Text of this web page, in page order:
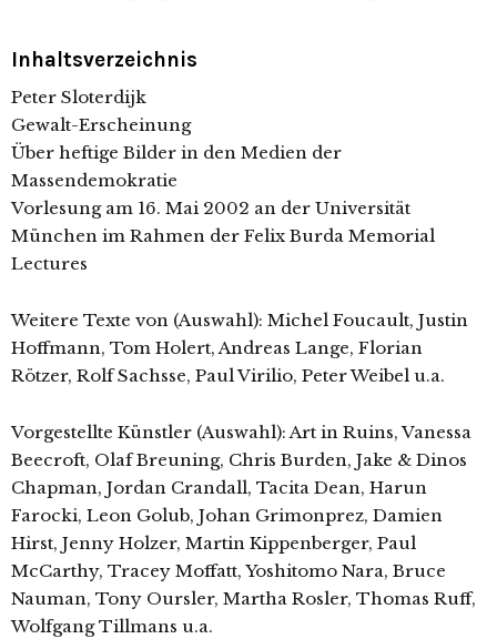
Inhaltsverzeichnis
Peter Sloterdijk
Gewalt-Erscheinung
Über heftige Bilder in den Medien der
Massendemokratie
Vorlesung am 16. Mai 2002 an der Universität
München im Rahmen der Felix Burda Memorial
Lectures
Weitere Texte von (Auswahl): Michel Foucault, Justin
Hoffmann, Tom Holert, Andreas Lange, Florian
Rötzer, Rolf Sachsse, Paul Virilio, Peter Weibel u.a.
Vorgestellte Künstler (Auswahl): Art in Ruins, Vanessa
Beecroft, Olaf Breuning, Chris Burden, Jake & Dinos
Chapman, Jordan Crandall, Tacita Dean, Harun
Farocki, Leon Golub, Johan Grimonprez, Damien
Hirst, Jenny Holzer, Martin Kippenberger, Paul
McCarthy, Tracey Moffatt, Yoshitomo Nara, Bruce
Nauman, Tony Oursler, Martha Rosler, Thomas Ruff,
Wolfgang Tillmans u.a.